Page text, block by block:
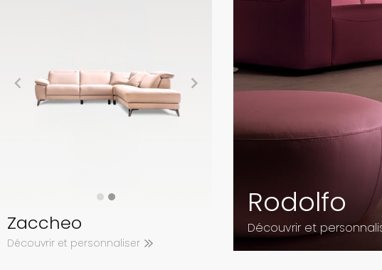
Zaccheo
Découvrir et personnaliser
Rodolfo
Découvrir et